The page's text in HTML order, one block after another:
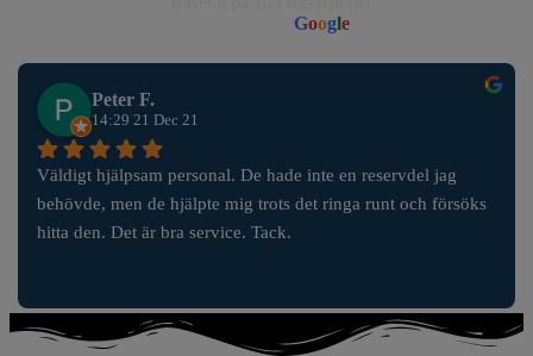
Google
Peter F.
14:29 21 Dec 21
Väldigt hjälpsam personal. De hade inte en reservdel jag
behövde, men de hjälpte mig trots det ringa runt och försöks
hitta den. Det är bra service. Tack.